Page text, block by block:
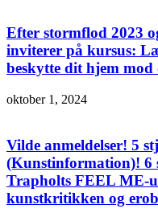
Efter stormflod 2023
inviterer på kursus:
beskytte dit hjem mod
oktober 1, 2024
Vilde anmeldelser! 5
(Kunstinformation)!
Trapholts FEEL ME-
kunstkritikken og